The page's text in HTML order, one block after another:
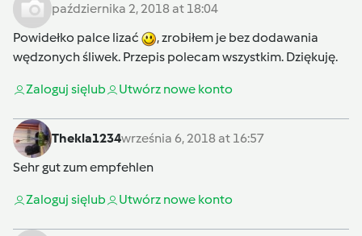
października 2, 2018 at 18:04
Powidełko palce lizać
, zrobiłem je bez dodawania
wędzonych śliwek. Przepis polecam wszystkim. Dziękuję.
Zaloguj sięlub Utwórz nowe konto
Thekla1234września 6, 2018 at 16:57
Sehr gut zum empfehlen
Zaloguj sięlub Utwórz nowe konto